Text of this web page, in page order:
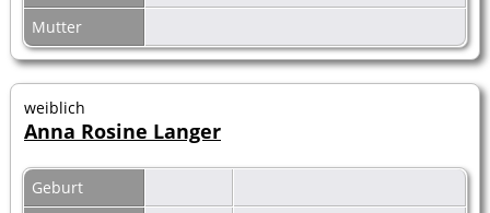
Mutter
weiblich
Anna Rosine Langer
Geburt